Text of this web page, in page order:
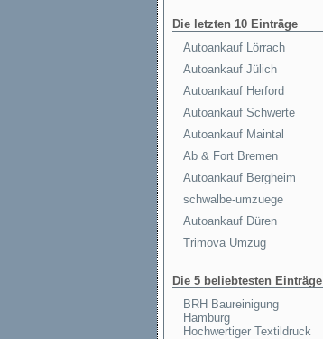
Die letzten 10 Einträge
Autoankauf Lörrach
Autoankauf Jülich
Autoankauf Herford
Autoankauf Schwerte
Autoankauf Maintal
Ab & Fort Bremen
Autoankauf Bergheim
schwalbe-umzuege
Autoankauf Düren
Trimova Umzug
Die 5 beliebtesten Einträge
BRH Baureinigung
Hamburg
Hochwertiger Textildruck